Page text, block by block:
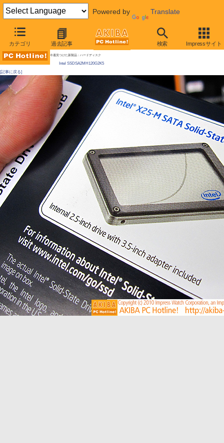
Powered by Translate
カテゴリ 過去記事 検索 Impressサイト
AKIBA PC Hotline! 2010年11月13日号
[拡大画像]手頃なIntel製SSD発売、120GBで2万円割れ、本物ソックリの「SSDメモ帳」も現る
今週見つけた新製品：ハードディスク
Intel SSDSA2MH120G2K5
[記事に戻る]